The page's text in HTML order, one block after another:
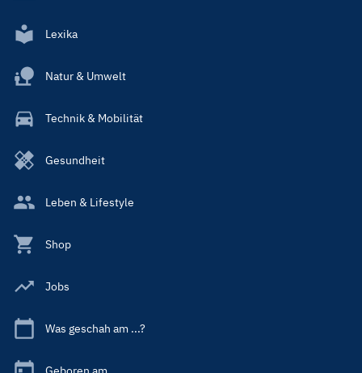
Lexika
Natur & Umwelt
Technik & Mobilität
Gesundheit
Leben & Lifestyle
Shop
Jobs
Was geschah am ...?